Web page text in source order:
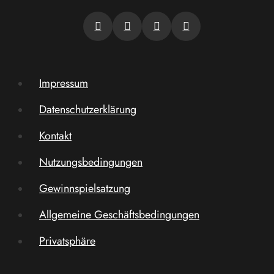
Impressum
Datenschutzerklärung
Kontakt
Nutzungsbedingungen
Gewinnspielsatzung
Allgemeine Geschäftsbedingungen
Privatsphäre